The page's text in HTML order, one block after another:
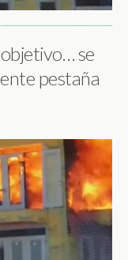
se
pestaña